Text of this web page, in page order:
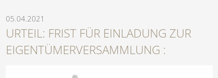
05.04.2021
URTEIL: FRIST FÜR EINLADUNG ZUR
EIGENTÜMERVERSAMMLUNG :